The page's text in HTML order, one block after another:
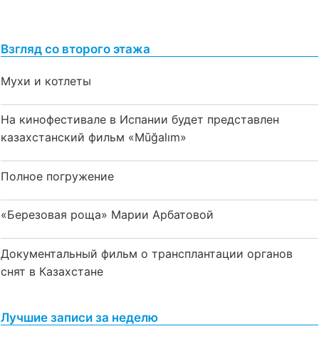
Взгляд со второго этажа
Мухи и котлеты
На кинофестивале в Испании будет представлен
казахстанский фильм «Mūğalım»
Полное погружение
«Березовая роща» Марии Арбатовой
Документальный фильм о трансплантации органов
снят в Казахстане
Лучшие записи за неделю